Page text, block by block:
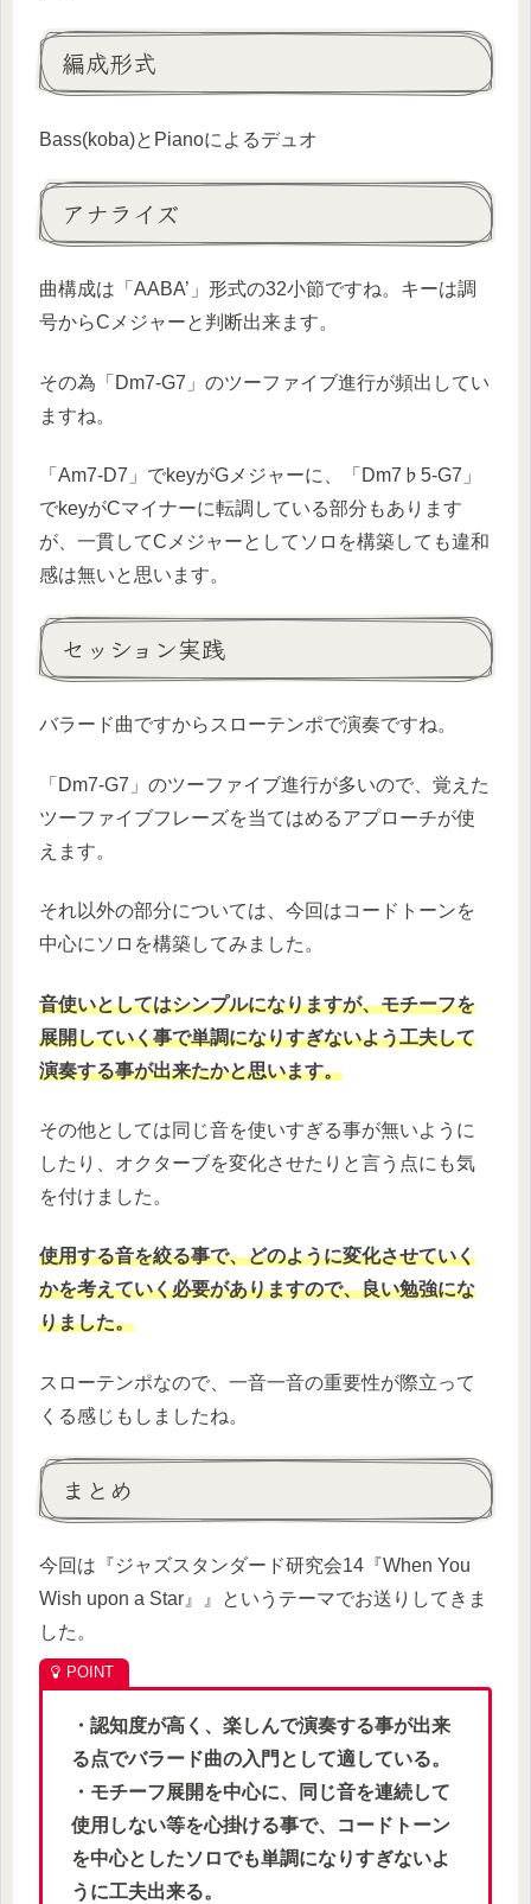
編成形式
Bass(koba)とPianoによるデュオ
アナライズ
曲構成は「AABA’」形式の32小節ですね。キーは調
号からCメジャーと判断出来ます。
その為「Dm7-G7」のツーファイブ進行が頻出してい
ますね。
「Am7-D7」でkeyがGメジャーに、「Dm7♭5-G7」
でkeyがCマイナーに転調している部分もあります
が、一貫してCメジャーとしてソロを構築しても違和
感は無いと思います。
セッション実践
バラード曲ですからスローテンポで演奏ですね。
「Dm7-G7」のツーファイブ進行が多いので、覚えた
ツーファイブフレーズを当てはめるアプローチが使
えます。
それ以外の部分については、今回はコードトーンを
中心にソロを構築してみました。
音使いとしてはシンプルになりますが、モチーフを
展開していく事で単調になりすぎないよう工夫して
演奏する事が出来たかと思います。
その他としては同じ音を使いすぎる事が無いように
したり、オクターブを変化させたりと言う点にも気
を付けました。
使用する音を絞る事で、どのように変化させていく
かを考えていく必要がありますので、良い勉強にな
りました。
スローテンポなので、一音一音の重要性が際立って
くる感じもしましたね。
まとめ
今回は『ジャズスタンダード研究会14『When You
Wish upon a Star』』というテーマでお送りしてきま
した。
・認知度が高く、楽しんで演奏する事が出来
る点でバラード曲の入門として適している。
・モチーフ展開を中心に、同じ音を連続して
使用しない等を心掛ける事で、コードトーン
を中心としたソロでも単調になりすぎないよ
うに工夫出来る。